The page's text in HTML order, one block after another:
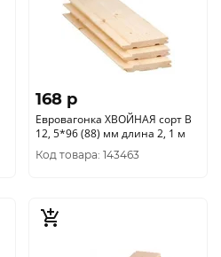
168 p
Евровагонка ХВОЙНАЯ сорт В
12, 5*96 (88) мм длина 2, 1 м
Код товара: 143463